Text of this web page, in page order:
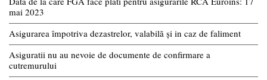
mai 2023
Asigurarea împotriva dezastrelor, valabilă și in caz de faliment
Asiguratii nu au nevoie de documente de confirmare a
cutremurului